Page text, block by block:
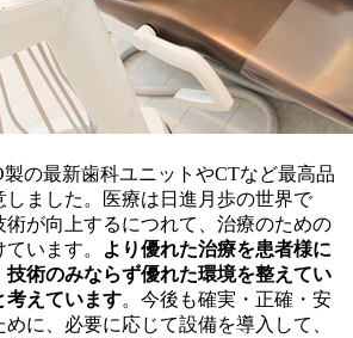
の最新歯科ユニットやCTなど最高品
しました。医療は日進月歩の世界で
術が向上するにつれて、治療のための
います。 より優れた治療を患者様に
技術のみならず優れた環境を整えてい
考えています。今後も確実・正確・安
に、必要に応じて設備を導入して、